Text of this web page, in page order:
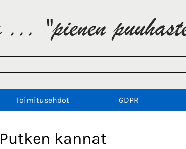
Toimitusehdot GDPR
Putken kannat